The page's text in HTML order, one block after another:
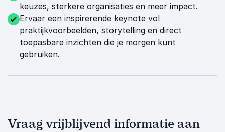
keuzes, sterkere organisaties en meer impact.
Ervaar een inspirerende keynote vol
praktijkvoorbeelden, storytelling en direct
toepasbare inzichten die je morgen kunt
gebruiken.
Vraag vrijblijvend informatie aan